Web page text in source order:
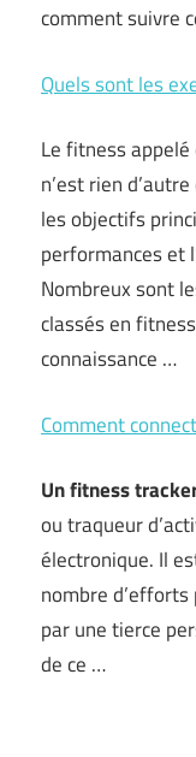
comment suivre
Quels sont les
Le fitness
n’est rien
les objectifs
performances et
Nombreux sont
classés en
connaissance …
Comment
Un fitness
ou traqueur
électronique. Il
nombre
par une tierce
de ce …